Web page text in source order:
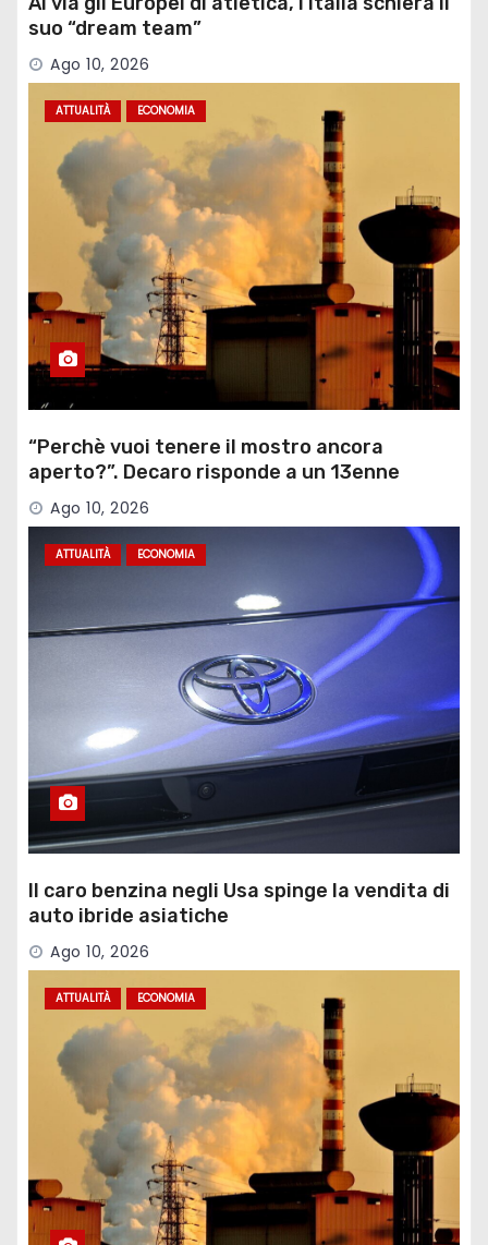
suo “dream team”
Ago 10, 2026
ATTUALITÀ ECONOMIA
“Perchè vuoi tenere il mostro ancora
aperto?”. Decaro risponde a un 13enne
sull’ex Ilva
Ago 10, 2026
ATTUALITÀ ECONOMIA
Il caro benzina negli Usa spinge la vendita di
auto ibride asiatiche
Ago 10, 2026
ATTUALITÀ ECONOMIA